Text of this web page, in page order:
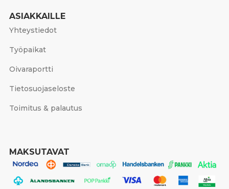
ASIAKKAILLE
Yhteystiedot
Työpaikat
Oivaraportti
Tietosuojaseloste
Toimitus & palautus
MAKSUTAVAT